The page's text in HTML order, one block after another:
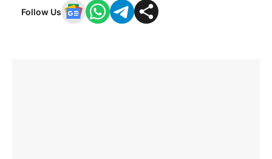
Follow Us